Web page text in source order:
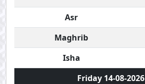
Asr
Maghrib
Isha
Friday 14-08-2026